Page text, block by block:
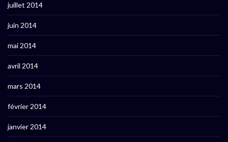
juillet 2014
juin 2014
mai 2014
avril 2014
mars 2014
février 2014
janvier 2014